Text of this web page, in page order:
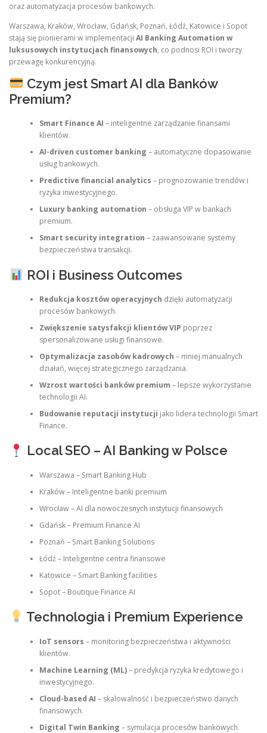
oraz automatyzacja procesów bankowych.
Warszawa, Kraków, Wrocław, Gdańsk, Poznań, Łódź, Katowice i Sopot
stają się pionierami w implementacji AI Banking Automation w
luksusowych instytucjach finansowych, co podnosi ROI i tworzy
przewagę konkurencyjną.
Czym jest Smart AI dla Banków
Premium?
Smart Finance AI – inteligentne zarządzanie finansami
klientów.
AI-driven customer banking – automatyczne dopasowanie
usług bankowych.
Predictive financial analytics – prognozowanie trendów i
ryzyka inwestycyjnego.
Luxury banking automation – obsługa VIP w bankach
premium.
Smart security integration – zaawansowane systemy
bezpieczeństwa transakcji.
ROI i Business Outcomes
Redukcja kosztów operacyjnych dzięki automatyzacji
procesów bankowych.
Zwiększenie satysfakcji klientów VIP poprzez
spersonalizowane usługi finansowe.
Optymalizacja zasobów kadrowych – mniej manualnych
działań, więcej strategicznego zarządzania.
Wzrost wartości banków premium – lepsze wykorzystanie
technologii AI.
Budowanie reputacji instytucji jako lidera technologii Smart
Finance.
Local SEO – AI Banking w Polsce
Warszawa – Smart Banking Hub
Kraków – Inteligentne banki premium
Wrocław – AI dla nowoczesnych instytucji finansowych
Gdańsk – Premium Finance AI
Poznań – Smart Banking Solutions
Łódź – Inteligentne centra finansowe
Katowice – Smart Banking facilities
Sopot – Boutique Finance AI
Technologia i Premium Experience
IoT sensors – monitoring bezpieczeństwa i aktywności
klientów.
Machine Learning (ML)– predykcja ryzyka kredytowego i
inwestycyjnego.
Cloud-based AI – skalowalność i bezpieczeństwo danych
finansowych.
Digital Twin Banking – symulacja procesów bankowych.